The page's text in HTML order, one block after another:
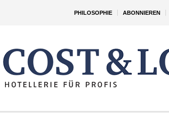
PHILOSOPHIE ABONNIEREN